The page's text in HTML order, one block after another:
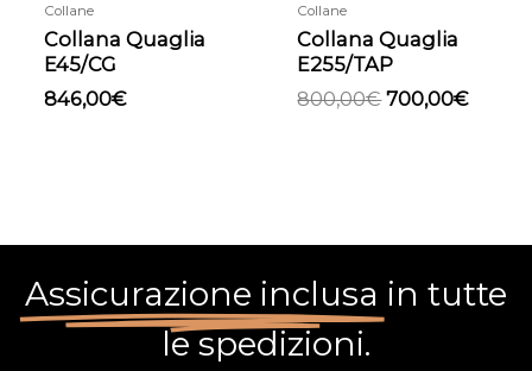
Collane
Collana Quaglia
E45/CG
846,00€
Collane
Collana Quaglia
E255/TAP
800,00€ 700,00€
Assicurazione inclusa in tutte
le spedizioni.